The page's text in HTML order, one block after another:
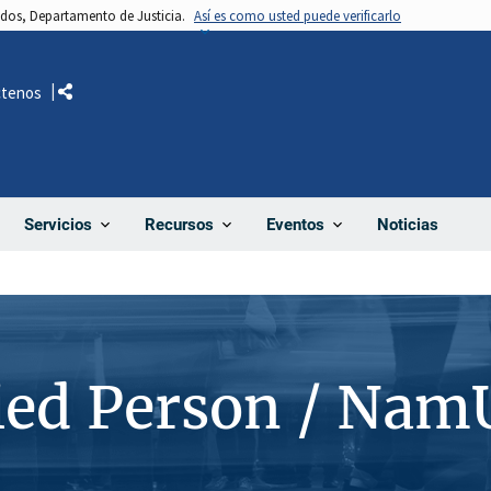
Departamento de Justicia. Así es como usted puede verificarlo
Servicios Recursos Eventos Noticias
Comparte
Person /